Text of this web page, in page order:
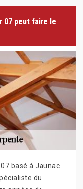
07 peut faire le
basé à Jaunac
du